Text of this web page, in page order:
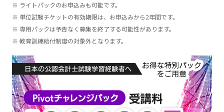
ライトパックのお申込みも可能です。
単位試験チケットの有効期限は、お申込みから2年間です。
専用パックは予告なく募集を終了する可能性があります。
教育訓練給付制度の対象外となります。